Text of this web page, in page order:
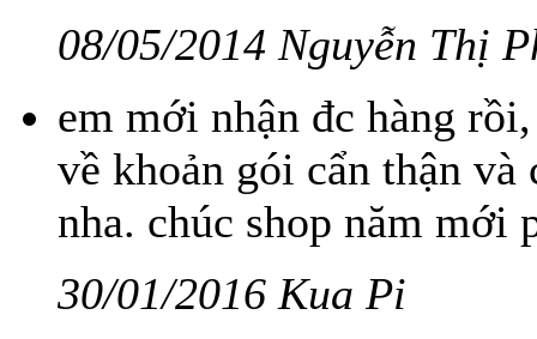
08/05/2014 Nguyễn Thị
em mới nhận đc hàng
về khoản gói cẩn thận và
nha. chúc shop năm mới
30/01/2016 Kua Pi